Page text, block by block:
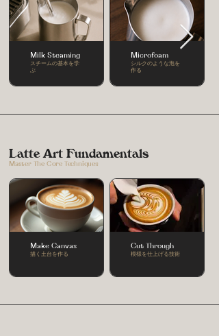
Milk Steaming
スチームの基本を学
ぶ
Microfoam
シルクのような泡を
作る
Latte Art Fundamentals
Master The Core Techniques
Make Canvas
描く土台を作る
Cut Through
模様を仕上げる技術